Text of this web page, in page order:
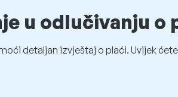
u odlučivanju o
detaljan izvještaj o plaći. Uvijek